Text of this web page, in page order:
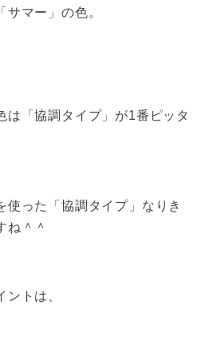
マー」の色。
は「協調タイプ」が1番ピッタ
使った「協調タイプ」なりき
ね＾＾
トは、